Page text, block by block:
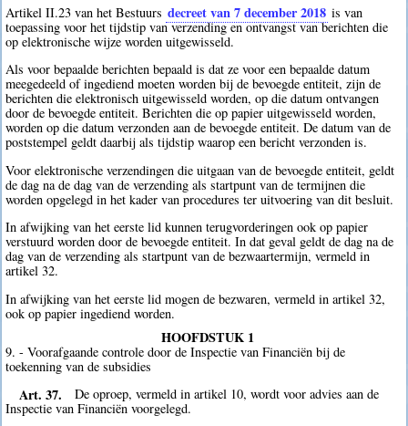
Artikel II.23 van het Bestuurs decreet van 7 december 2018 is van
toepassing voor het tijdstip van verzending en ontvangst van berichten die
op elektronische wijze worden uitgewisseld.
Als voor bepaalde berichten bepaald is dat ze voor een bepaalde datum
meegedeeld of ingediend moeten worden bij de bevoegde entiteit, zijn de
berichten die elektronisch uitgewisseld worden, op die datum ontvangen
door de bevoegde entiteit. Berichten die op papier uitgewisseld worden,
worden op die datum verzonden aan de bevoegde entiteit. De datum van de
poststempel geldt daarbij als tijdstip waarop een bericht verzonden is.
Voor elektronische verzendingen die uitgaan van de bevoegde entiteit, geldt
de dag na de dag van de verzending als startpunt van de termijnen die
worden opgelegd in het kader van procedures ter uitvoering van dit besluit.
In afwijking van het eerste lid kunnen terugvorderingen ook op papier
verstuurd worden door de bevoegde entiteit. In dat geval geldt de dag na de
dag van de verzending als startpunt van de bezwaartermijn, vermeld in
artikel 32.
In afwijking van het eerste lid mogen de bezwaren, vermeld in artikel 32,
ook op papier ingediend worden.
HOOFDSTUK 1
9. - Voorafgaande controle door de Inspectie van Financiën bij de
toekenning van de subsidies
Art. 37.
De oproep, vermeld in artikel 10, wordt voor advies aan de
Inspectie van Financiën voorgelegd.